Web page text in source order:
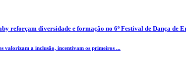
reforçam diversidade e formação no 6º Festival de Dança de
valorizam a inclusão, incentivam os primeiros ...